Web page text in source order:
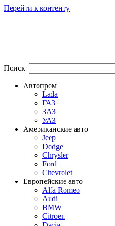
Перейти к контенту
Поиск:
Автопром
Lada
ГАЗ
ЗАЗ
УАЗ
Американские авто
Jeep
Dodge
Chrysler
Ford
Chevrolet
Европейские авто
Alfa Romeo
Audi
BMW
Citroen